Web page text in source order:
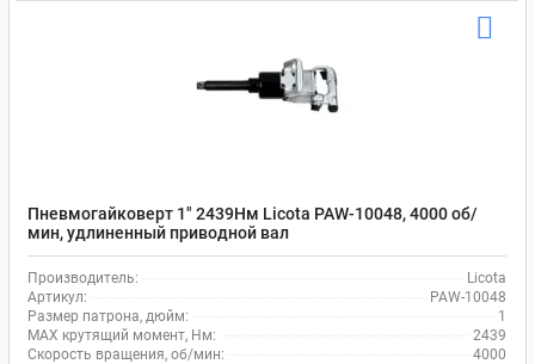
Пневмогайковерт 1" 2439Нм Licota PAW-10048, 4000 об/
мин, удлиненный приводной вал
Производитель:
Licota
Артикул:
PAW-10048
Размер патрона, дюйм:
1
MAX крутящий момент, Нм:
2439
Скорость вращения, об/мин:
4000